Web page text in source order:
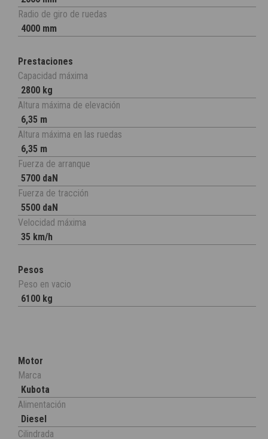
Radio de giro de ruedas
4000 mm
Prestaciones
Capacidad máxima
2800 kg
Altura máxima de elevación
6,35 m
Altura máxima en las ruedas
6,35 m
Fuerza de arranque
5700 daN
Fuerza de tracción
5500 daN
Velocidad máxima
35 km/h
Pesos
Peso en vacio
6100 kg
Motor
Marca
Kubota
Alimentación
Diesel
Cilindrada